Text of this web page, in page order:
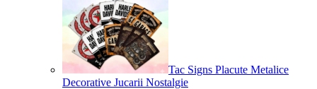
Tac Signs Placute Metalice
Decorative Jucarii Nostalgie